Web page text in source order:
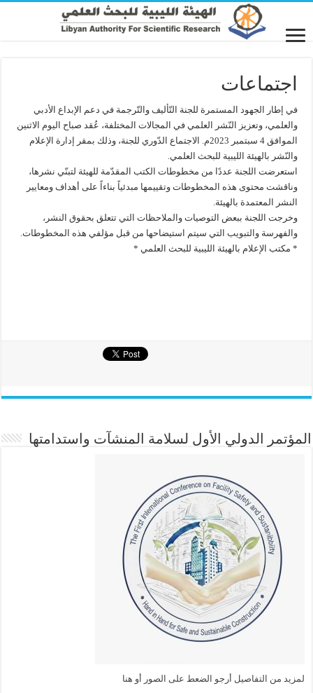
اجتماعات
في إطار الجهود المستمرة للجنة التّأليف والتّرجمة في دعم الإبداع الأدبي
والعلمي، وتعزيز النّشر العلمي في المجالات المختلفة، عُقد صباح اليوم الاثنين
الموافق 4 سبتمبر 2023م. الاجتماع الدّوري للجنة، وذلك بمقر إدارة الإعلام
والنّشر بالهيئة الليبية للبحث العلمي.
استعرضت اللجنة عددًا من مخطوطات الكتب المقدّمة للهيئة لتبنّي نشرها،
وناقشت محتوى هذه المخطوطات وتقييمها مبدئياً بناءاً على أهداف ومعايير
النشر المعتمدة بالهيئة.
وخرجت اللجنة ببعض التوصيات والملاحظات التي تتعلق بحقوق النشر،
والفهرسة والتبويب التي سيتم استيضاحها من قبل مؤلفي هذه المخطوطات.
* مكتب الإعلام بالهيئة الليبية للبحث العلمي *
المؤتمر الدولي الأول لسلامة المنشآت واستدامتها
لمزيد من التفاصيل أرجو الضعط على الصور أو هنا